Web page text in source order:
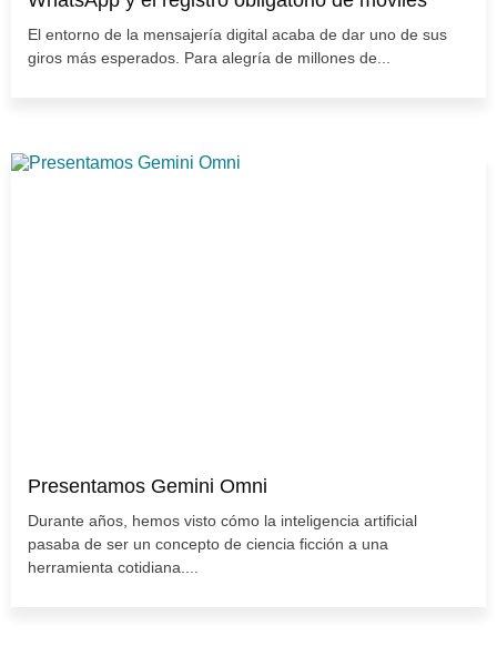
El entorno de la mensajería digital acaba de dar uno de sus
giros más esperados. Para alegría de millones de...
Presentamos Gemini Omni
Durante años, hemos visto cómo la inteligencia artificial
pasaba de ser un concepto de ciencia ficción a una
herramienta cotidiana....